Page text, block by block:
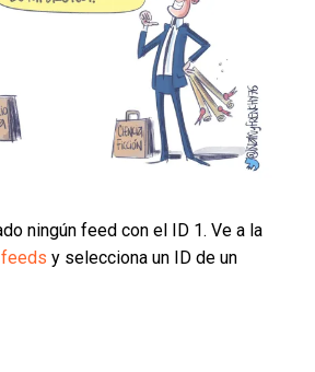
ningún feed con el ID 1. Ve a la
y selecciona un ID de un